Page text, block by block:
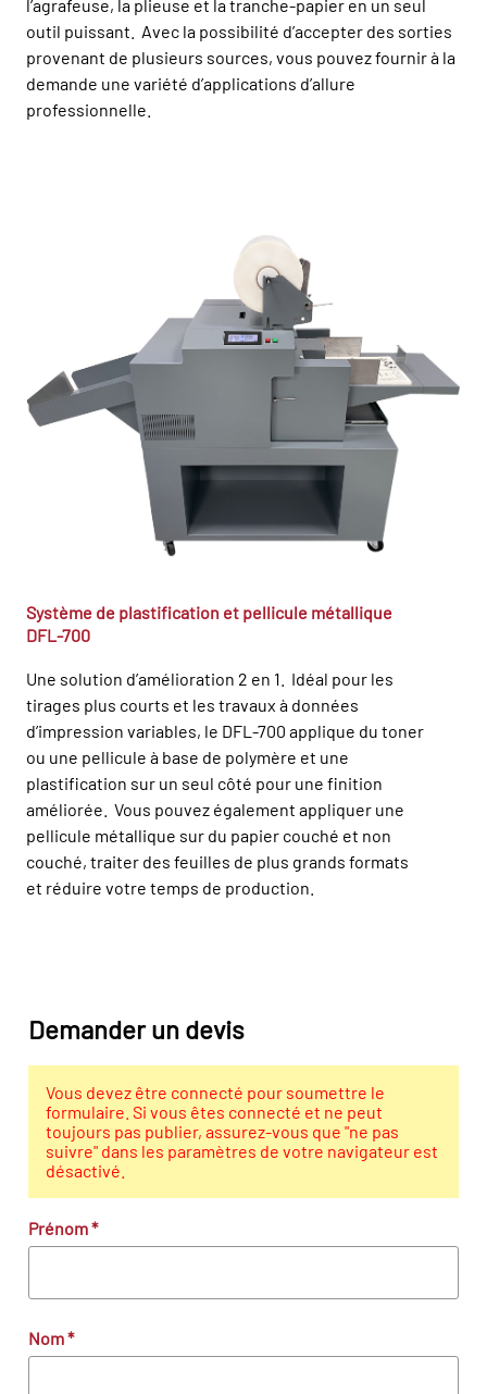
l’agrafeuse, la plieuse et la tranche-papier en un seul
outil puissant. Avec la possibilité d’accepter des sorties
provenant de plusieurs sources, vous pouvez fournir à la
demande une variété d’applications d’allure
professionnelle.
Système de plastification et pellicule métallique
DFL-700
Une solution d’amélioration 2 en 1. Idéal pour les
tirages plus courts et les travaux à données
d’impression variables, le DFL-700 applique du toner
ou une pellicule à base de polymère et une
plastification sur un seul côté pour une finition
améliorée. Vous pouvez également appliquer une
pellicule métallique sur du papier couché et non
couché, traiter des feuilles de plus grands formats
et réduire votre temps de production.
Demander un devis
Vous devez être connecté pour soumettre le
formulaire. Si vous êtes connecté et ne peut
toujours pas publier, assurez-vous que "ne pas
suivre" dans les paramètres de votre navigateur est
désactivé.
Prénom*
Nom*